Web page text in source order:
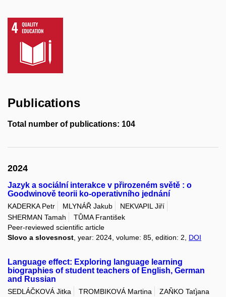
Publications
Total number of publications: 104
2024
Jazyk a sociální interakce v přirozeném světě : o
Goodwinově teorii ko-operativního jednání
KADERKA Petr MLYNÁŘ Jakub
NEKVAPIL Jiří
SHERMAN Tamah
TŮMA František
Peer-reviewed scientific article
Slovo a slovesnost , year: 2024, volume: 85, edition: 2, DOI
Language effect: Exploring language learning
biographies of student teachers of English, German
and Russian
SEDLÁČKOVÁ Jitka TROMBIKOVÁ Martina
ZAŇKO Taťjana